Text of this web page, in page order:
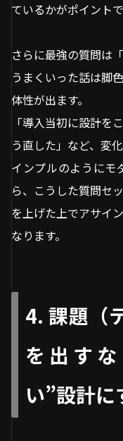
ているかがポイントで
さらに最強の質問は
うまくいった話は脚
体性が出ます。
「導入当初に設計
う直した」など、変
インプルのようにモ
ら、こうした質問セ
を上げた上でアサイ
なります。
4. 課題（
を出す
い”設計に